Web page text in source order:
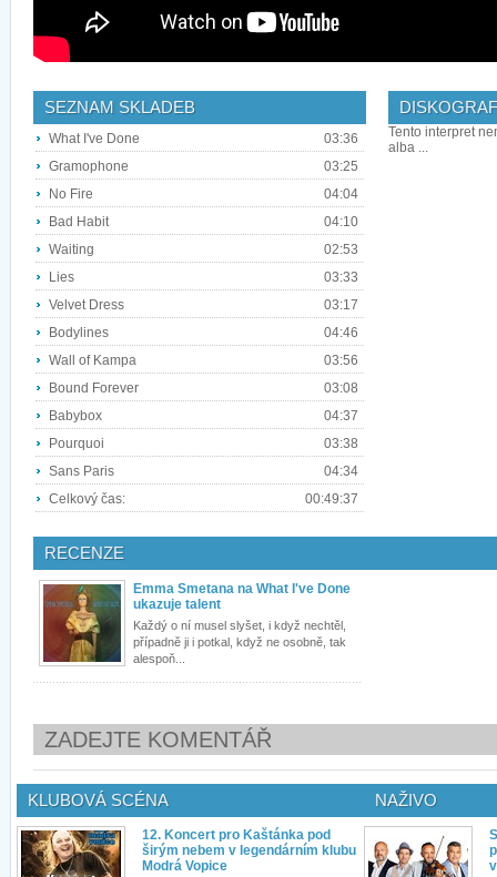
SEZNAM SKLADEB
What I've Done
03:36
Gramophone
03:25
No Fire
04:04
Bad Habit
04:10
Waiting
02:53
Lies
03:33
Velvet Dress
03:17
Bodylines
04:46
Wall of Kampa
03:56
Bound Forever
03:08
Babybox
04:37
Pourquoi
03:38
Sans Paris
04:34
Celkový čas:
00:49:37
Tento interpret
alba ...
RECENZE
Emma Smetana na What I've Done
ukazuje talent
Každý o ní musel slyšet, i když nechtěl,
případně ji i potkal, když ne osobně, tak
alespoň...
ZADEJTE KOMENTÁŘ
KLUBOVÁ SCÉNA
12. Koncert pro Kaštánka pod
širým nebem v legendárním klubu
Modrá Vopice
NAŽIVO